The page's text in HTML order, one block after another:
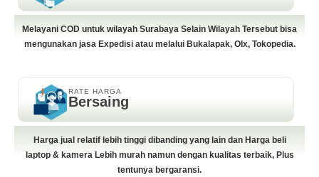
Melayani COD untuk wilayah Surabaya Selain Wilayah Tersebut bisa
mengunakan jasa Expedisi atau melalui Bukalapak, Olx, Tokopedia.
RATE HARGA
Bersaing
Harga jual relatif lebih tinggi dibanding yang lain dan Harga beli
laptop & kamera Lebih murah namun dengan kualitas terbaik, Plus
tentunya bergaransi.